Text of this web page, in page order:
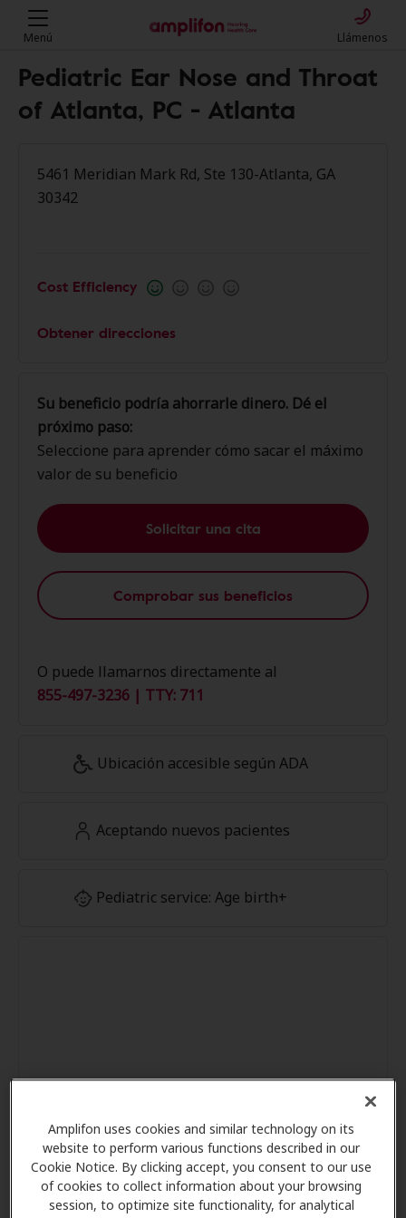
Amplifon uses cookies and similar technology on its
website to perform various functions described in our
Cookie Notice. By clicking accept, you consent to our use
of cookies to collect information about your browsing
session, to optimize site functionality, for analytical
Menú Llámenos
Pediatric Ear Nose and Throat
of Atlanta, PC - Atlanta
5461 Meridian Mark Rd, Ste 130-Atlanta, GA
30342
Cost Efficiency
Obtener direcciones
Su beneficio podría ahorrarle dinero. Dé el
próximo paso:
Seleccione para aprender cómo sacar el máximo
valor de su beneficio
Solicitar una cita
Comprobar sus beneficios
O puede llamarnos directamente al
855-497-3236 | TTY: 711
Ubicación accesible según ADA
Aceptando nuevos pacientes
Pediatric service: Age birth+